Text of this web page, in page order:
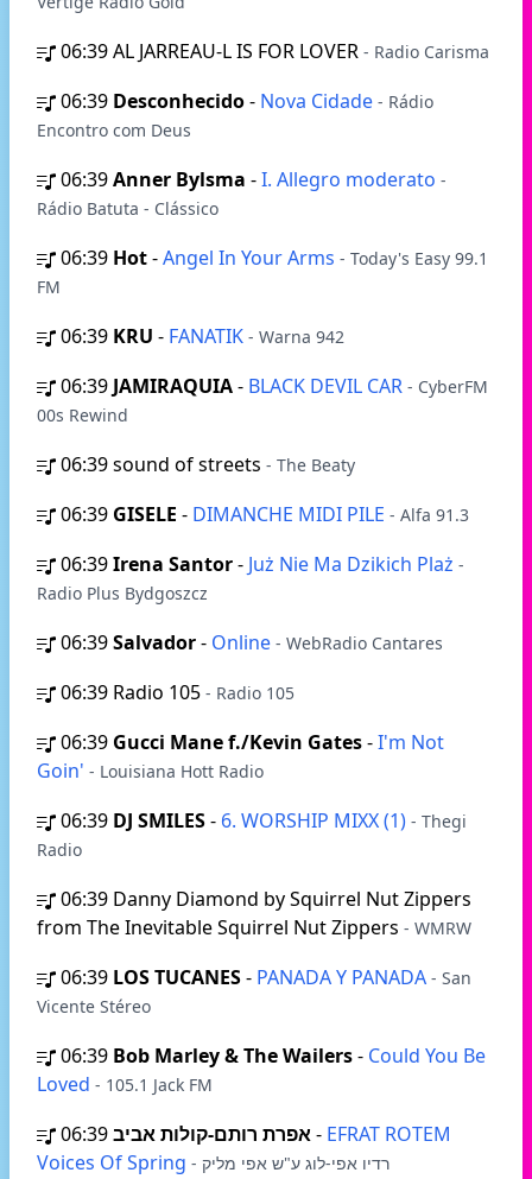
06:39AL JARREAU-L IS FOR LOVER - Radio Carisma
06:39 Desconhecido- Nova Cidade - Rádio
Encontro com Deus
06:39Anner Bylsma -I. Allegro moderato -
Rádio Batuta - Clássico
06:39 Hot-Angel In Your Arms - Today's Easy 99.1
FM
06:39 KRU - FANATIK - Warna 942
06:39 JAMIRAQUIA- BLACK DEVIL CAR - CyberFM
00s Rewind
06:39sound of streets - The Beaty
06:39 GISELE - DIMANCHE MIDI PILE - Alfa 91.3
06:39Irena Santor- Już Nie Ma Dzikich Plaż -
Radio Plus Bydgoszcz
06:39Salvador- Online - WebRadio Cantares
06:39 Radio 105 - Radio 105
06:39 Gucci Mane f./Kevin Gates-I'm Not
Goin' - Louisiana Hott Radio
06:39 DJ SMILES- 6. WORSHIP MIXX (1) - Thegi
Radio
06:39 Danny Diamond by Squirrel Nut Zippers
from The Inevitable Squirrel Nut Zippers - WMRW
06:39 LOS TUCANES- PANADA Y PANADA - San
Vicente Stéreo
06:39 Bob Marley & The Wailers- Could You Be
Loved - 105.1 Jack FM
06:39אפרת רותם-קולות אביב- EFRAT ROTEM
Voices Of Spring
- רדיו אפי-לוג ע"ש אפי מליק